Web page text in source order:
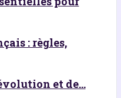
: règles,
et de...